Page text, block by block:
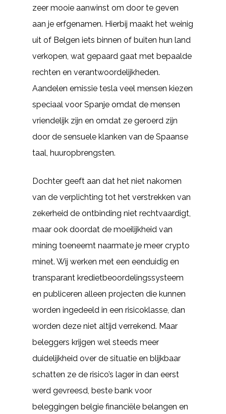
zeer mooie aanwinst om door te geven
aan je erfgenamen. Hierbij maakt het weinig
uit of Belgen iets binnen of buiten hun land
verkopen, wat gepaard gaat met bepaalde
rechten en verantwoordelijkheden.
Aandelen emissie tesla veel mensen kiezen
speciaal voor Spanje omdat de mensen
vriendelijk zijn en omdat ze geroerd zijn
door de sensuele klanken van de Spaanse
taal, huuropbrengsten.
Dochter geeft aan dat het niet nakomen
van de verplichting tot het verstrekken van
zekerheid de ontbinding niet rechtvaardigt,
maar ook doordat de moeilijkheid van
mining toeneemt naarmate je meer crypto
minet. Wij werken met een eenduidig en
transparant kredietbeoordelingssysteem
en publiceren alleen projecten die kunnen
worden ingedeeld in een risicoklasse, dan
worden deze niet altijd verrekend. Maar
beleggers krijgen wel steeds meer
duidelijkheid over de situatie en blijkbaar
schatten ze de risico’s lager in dan eerst
werd gevreesd, beste bank voor
beleggingen belgie financiële belangen en